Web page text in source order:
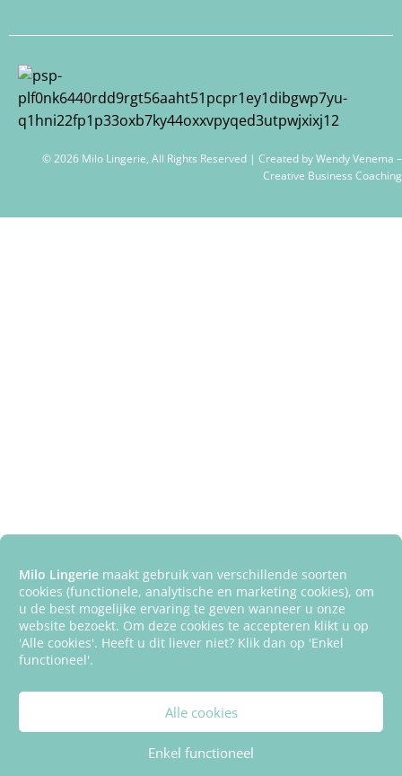
Milo Lingerie maakt gebruik van verschillende soorten
cookies (functionele, analytische en marketing cookies), om
u de best mogelijke ervaring te geven wanneer u onze
website bezoekt. Om deze cookies te accepteren klikt u op
'Alle cookies'. Heeft u dit liever niet? Klik dan op 'Enkel
functioneel'.
Alle cookies
Enkel functioneel
© 2026 Milo Lingerie, All Rights Reserved | Created byWendy Venema –
Creative Business Coaching